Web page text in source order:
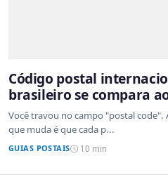
Código postal
brasileiro se compara
sistemas de outros
Você travou no campo "postal code".
que muda é que cada p...
GUIAS POSTAIS 10 min